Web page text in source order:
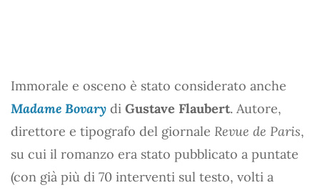
Immorale e osceno è stato considerato anche
Madame Bovary di Gustave Flaubert. Autore,
direttore e tipografo del giornale Revue de Paris,
su cui il romanzo era stato pubblicato a puntate
(con già più di 70 interventi sul testo, volti a